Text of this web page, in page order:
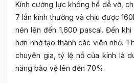
Kính cường lực không hề dễ vỡ,
7 lần kính thường và chịu được
nén lên đến 1.600 pascal. Đến
hơn nhờ tạo thành các viên nhỏ.
chuyên gia, tỷ lệ nổ của kính là
năng bảo vệ lên đến 70%.